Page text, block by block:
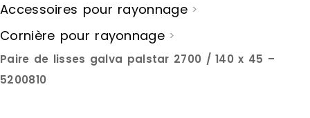
Accessoires pour rayonnage >
Cornière pour rayonnage >
Paire de lisses galva palstar 2700 / 140 x 45 –
5200810